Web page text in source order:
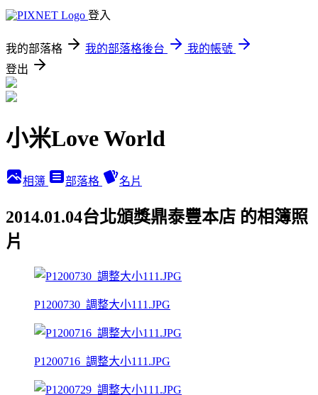
登入
我的部落格 我的部落格後台
我的帳號
登出
小米Love World
相簿 部落格 名片
2014.01.04台北頒獎鼎泰豐本店 的相簿照
片
P1200730_調整大小111.JPG
P1200716_調整大小111.JPG